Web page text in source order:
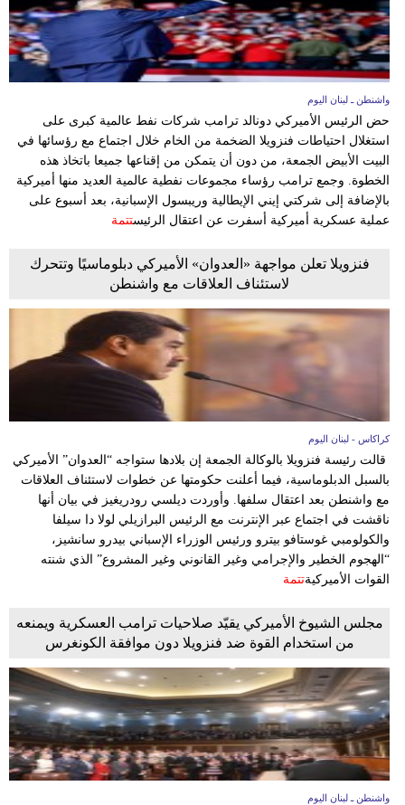
واشنطن ـ لبنان اليوم
حض الرئيس الأميركي دونالد ترامب شركات نفط عالمية كبرى على
استغلال احتياطات فنزويلا الضخمة من الخام خلال اجتماع مع رؤسائها في
البيت الأبيض الجمعة، من دون أن يتمكن من إقناعها جميعا باتخاذ هذه
الخطوة. وجمع ترامب رؤساء مجموعات نفطية عالمية العديد منها أميركية
بالإضافة إلى شركتي إيني الإيطالية وريبسول الإسبانية، بعد أسبوع على
عملية عسكرية أميركية أسفرت عن اعتقال الرئيستتمة
فنزويلا تعلن مواجهة «العدوان» الأميركي دبلوماسيًا وتتحرك
لاستئناف العلاقات مع واشنطن
كراكاس - لبنان اليوم
قالت رئيسة فنزويلا بالوكالة الجمعة إن بلادها ستواجه “العدوان” الأميركي
بالسبل الدبلوماسية، فيما أعلنت حكومتها عن خطوات لاستئناف العلاقات
مع واشنطن بعد اعتقال سلفها. وأوردت ديلسي رودريغيز في بيان أنها
ناقشت في اجتماع عبر الإنترنت مع الرئيس البرازيلي لولا دا سيلفا
والكولومبي غوستافو بيترو ورئيس الوزراء الإسباني بيدرو سانشيز،
“الهجوم الخطير والإجرامي وغير القانوني وغير المشروع” الذي شنته
القوات الأميركيةتتمة
مجلس الشيوخ الأميركي يقيّد صلاحيات ترامب العسكرية ويمنعه
من استخدام القوة ضد فنزويلا دون موافقة الكونغرس
واشنطن ـ لبنان اليوم